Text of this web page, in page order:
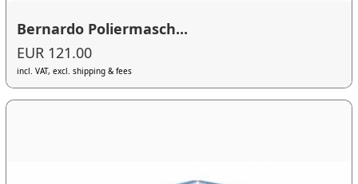
Bernardo Poliermasch...
EUR 121.00
incl. VAT, excl. shipping & fees